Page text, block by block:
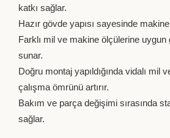
katkı sağlar.
Hazır gövde yapısı sayesinde makine
Farklı mil ve makine ölçülerine
sunar.
Doğru montaj yapıldığında vidalı mil
çalışma ömrünü artırır.
Bakım ve parça değişimi sırasında
sağlar.